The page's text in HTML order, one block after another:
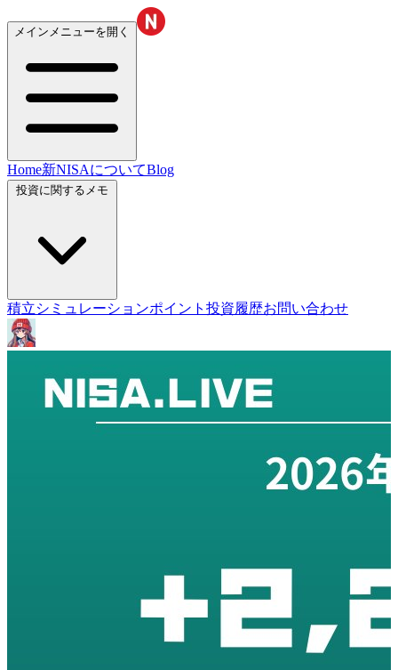
メインメニューを開く
Home新NISAについてBlog
積立シミュレーションポイント投資履歴お問い合わせ